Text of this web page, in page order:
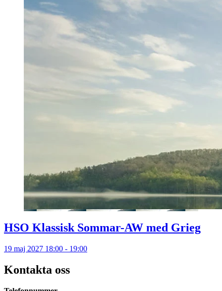
HSO Klassisk Sommar-AW med Grieg
19 maj 2027 18:00 - 19:00
Kontakta oss